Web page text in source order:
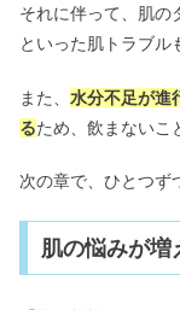
それに伴って、肌の
といった肌トラブル
また、 水分不足が進
るため、飲まないこ
次の章で、ひとつず
肌の悩みが増